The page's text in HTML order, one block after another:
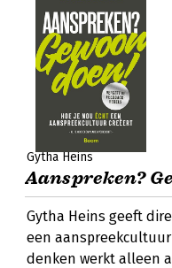
Gytha Heins
Aanspreken?
Gytha Heins geeft
een
denken werkt alleen